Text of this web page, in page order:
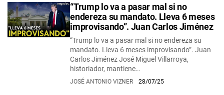
“Trump lo va a pasar mal si no
endereza su mandato. Lleva 6 meses
improvisando”. Juan Carlos Jiménez
“Trump lo va a pasar mal si no endereza su
mandato. Lleva 6 meses improvisando”. Juan
Carlos Jiménez José Miguel Villarroya,
historiador, mantiene…
JOSÉ ANTONIO VIZNER 28/07/25